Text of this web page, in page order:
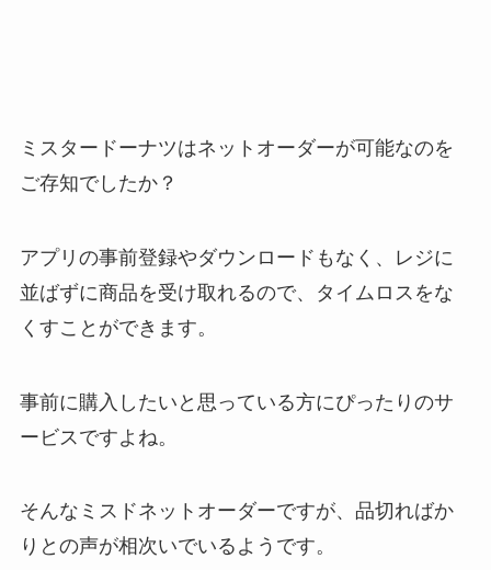
ミスタードーナツはネットオーダーが可能なのを
ご存知でしたか？
アプリの事前登録やダウンロードもなく、レジに
並ばずに商品を受け取れるので、タイムロスをな
くすことができます。
事前に購入したいと思っている方にぴったりのサ
ービスですよね。
そんなミスドネットオーダーですが、品切ればか
りとの声が相次いでいるようです。